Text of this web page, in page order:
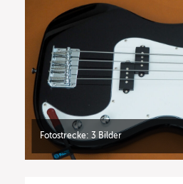
Fotostrecke: 3 Bilder